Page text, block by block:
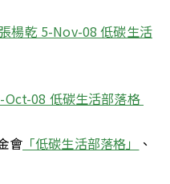
楊乾 5-Nov-08 低碳生活
Oct-08 低碳生活部落格
會 「低碳生活部落格」
、